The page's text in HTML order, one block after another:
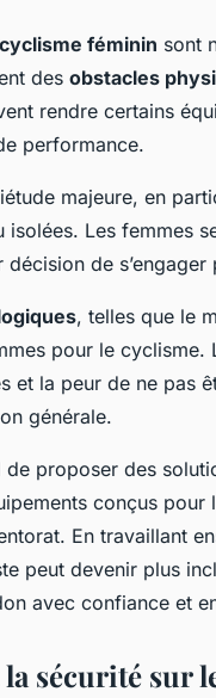
féminin sont
des obstacles
rendre certains
performance.
majeure, en
Les femmes
de
, telles que le
pour le cyclisme.
et la peur de ne pas
générale.
proposer des
conçus pour
En travaillant
peut devenir plus
avec confiance et
sécurité sur